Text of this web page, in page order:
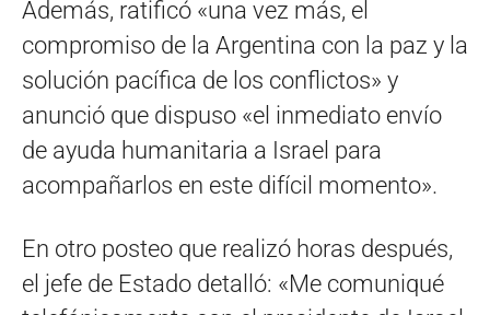
Además, ratificó «una vez más, el
compromiso de la Argentina con la paz y la
solución pacífica de los conflictos» y
anunció que dispuso «el inmediato envío
de ayuda humanitaria a Israel para
acompañarlos en este difícil momento».
En otro posteo que realizó horas después,
el jefe de Estado detalló: «Me comuniqué